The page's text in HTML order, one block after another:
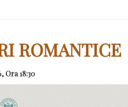
ROMANTICE
Ora 18:30